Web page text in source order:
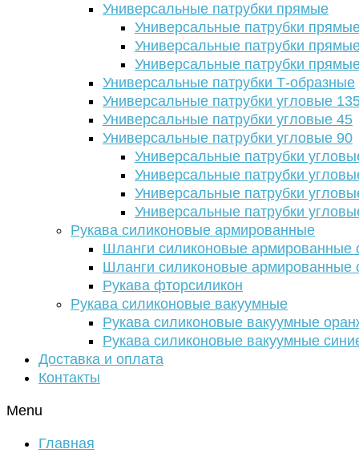
Универсальные патрубки прямые
Универсальные патрубки
Универсальные патрубки
Универсальные патрубки
Универсальные патрубки Т-образные
Универсальные патрубки угловые
Универсальные патрубки угловые 45
Универсальные патрубки угловые 90
Универсальные патрубки
Универсальные патрубки
Универсальные патрубки
Универсальные патрубки
Рукава силиконовые армированные
Шланги силиконовые армированные
Шланги силиконовые армированные
Рукава фторсиликон
Рукава силиконовые вакуумные
Рукава силиконовые вакуумные
Рукава силиконовые вакуумные
Доставка и оплата
Контакты
Menu
Главная